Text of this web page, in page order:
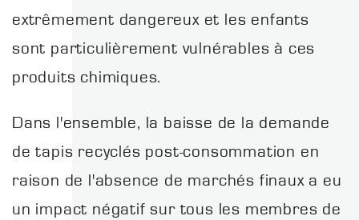
extrêmement dangereux et les enfants
sont particulièrement vulnérables à ces
produits chimiques.
Dans l'ensemble, la baisse de la demande
de tapis recyclés post-consommation en
raison de l'absence de marchés finaux a eu
un impact négatif sur tous les membres de